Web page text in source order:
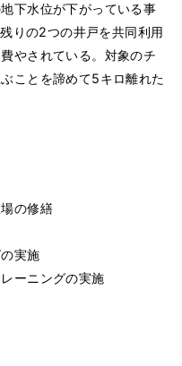
下水位が下がっている事
りの2つの井戸を共同利用
やされている。対象のチ
ことを諦めて5キロ離れた
の修繕
実施
ーニングの実施